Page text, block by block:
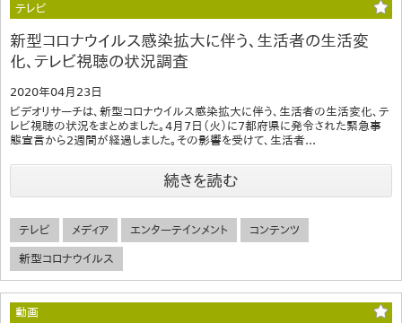
テレビ
新型コロナウイルス感染拡大に伴う、生活者の生活変
化、テレビ視聴の状況調査
2020年04月23日
ビデオリサーチは、新型コロナウイルス感染拡大に伴う、生活者の生活変化、テ
レビ視聴の状況をまとめました。4月7日（火）に7都府県に発令された緊急事
態宣言から2週間が経過しました。その影響を受けて、生活者...
続きを読む
テレビ メディア エンターテインメント コンテンツ
新型コロナウイルス
動画